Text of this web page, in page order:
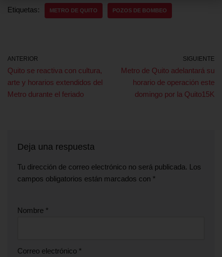
Etiquetas: METRO DE QUITO POZOS DE BOMBEO
ANTERIOR
Quito se reactiva con cultura,
arte y horarios extendidos del
Metro durante el feriado
SIGUIENTE
Metro de Quito adelantará su
horario de operación este
domingo por la Quito15K
Deja una respuesta
Tu dirección de correo electrónico no será publicada. Los
campos obligatorios están marcados con *
Nombre *
Correo electrónico *